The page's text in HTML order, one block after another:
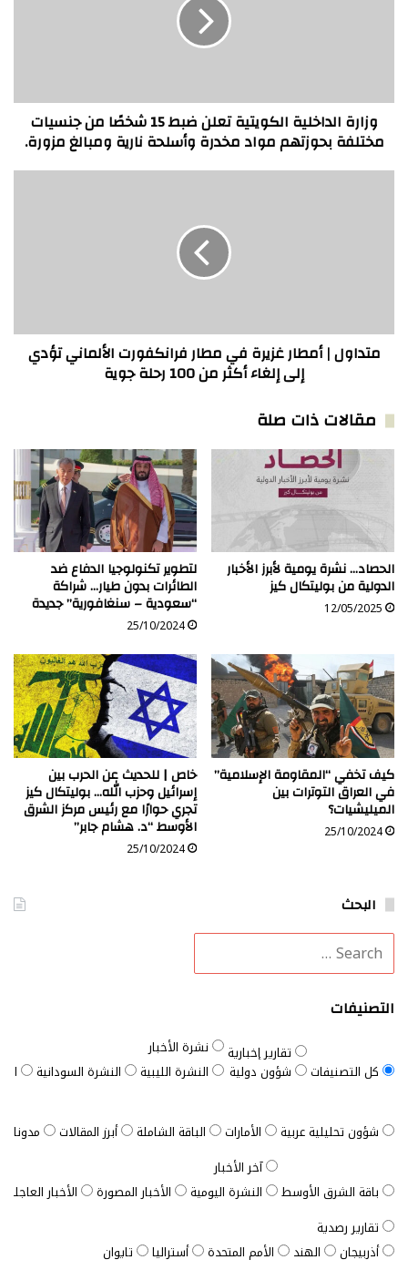
جنسيات
مختلفة
بحوزتهم
مخدرة
وزارة الداخلية الكويتية تعلن ضبط 15 شخصًا من جنسيات
مختلفة بحوزتهم مواد مخدرة وأسلحة نارية ومبالغ مزورة.
تؤدي
إلى
من
100
رحلة
متداول | أمطار غزيرة في مطار فرانكفورت الألماني تؤدي
إلى إلغاء أكثر من 100 رحلة جوية
مقالات ذات صلة
الحصاد… نشرة يومية لأبرز الأخبار
الدولية من بوليتكال كيز
12/05/2025
لتطوير تكنولوجيا الدفاع ضد
الطائرات بدون طيار… شراكة
“سعودية – سنغافورية” جديدة
25/10/2024
كيف تخفي “المقاومة الإسلامية”
في العراق التوترات بين
الميليشيات؟
25/10/2024
خاص | للحديث عن الحرب بين
إسرائيل وحزب الله… بوليتكال كيز
تجري حوارًا مع رئيس مركز الشرق
الأوسط “د. هشام جابر”
25/10/2024
البحث
التصنيفات
كل التصنيفات
تقارير إخبارية
شؤون دولية
نشرة الأخبار
النشرة الليبية
النشرة السودانية
شؤون تحليلية عربية الأمارات الباقة الشاملة أبرز المقالات مدونات
باقة الشرق الأوسط
آخر الأخبار
النشرة اليومية
الأخبار المصورة
الأخبار العاجلة
تقارير رصدية
أذربيجان
الهند الأمم المتحدة أستراليا تايوان